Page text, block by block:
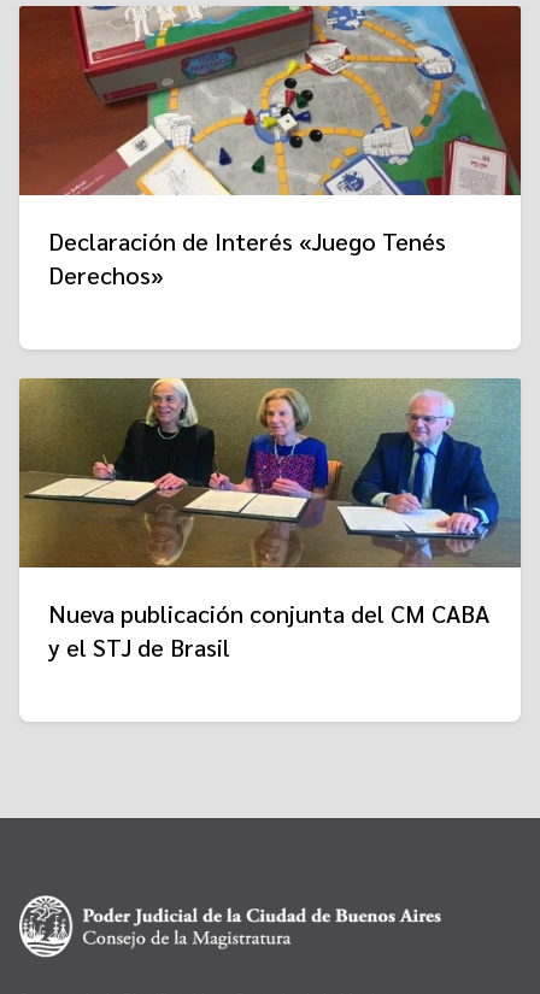
Declaración de Interés «Juego Tenés
Derechos»
Nueva publicación conjunta del CM CABA
y el STJ de Brasil